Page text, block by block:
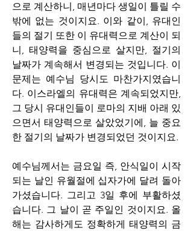
으로 계산하니, 매년마다 생일이 틀릴 수
밖에 없는 것이지요. 이와 같이, 유대인
들의 절기 또한 이 유대력으로 계산이 되
니, 태양력을 중심으로 살지만, 절기의
날짜가 계속해서 변경되는 것입니다. 이
문제는 예수님 당시도 마찬가지였습니
다. 이스라엘의 유대력은 계속되었지만,
그 당시 유대인들이 로마의 지배 아래 있
으면서 태양력으로 살았었기에, 늘 중요
한 절기의 날짜가 변경되었던 것이지요.
예수님께서는 금요일 즉, 안식일이 시작
되는 날인 유월절에 십자가에 달려 돌아
가셨습니다. 그리고 3일 후에 부활하셨
습니다. 그 날이 곧 주일인 것이지요. 올
해는 감사하게도 정확하게 태양력의 금